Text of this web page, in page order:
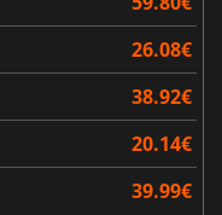
26.08€
38.92€
20.14€
39.99€